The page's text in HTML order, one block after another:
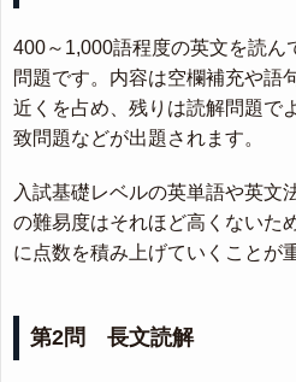
400～1,000語程度の英文を読ん
問題です。内容は空欄補充や語
近くを占め、残りは読解問題で
致問題などが出題されます。
入試基礎レベルの英単語や英文
の難易度はそれほど高くないた
に点数を積み上げていくことが
第2問 長文読解